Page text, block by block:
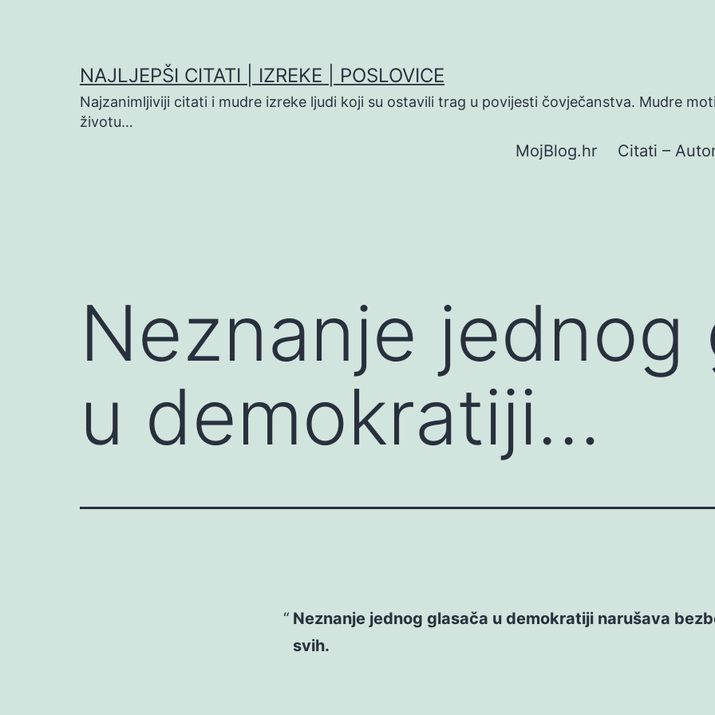
NAJLJEPŠI CITATI | IZREKE | POSLOVICE
Najzanimljiviji citati i mudre izreke ljudi koji su ostavili trag u povijesti čovječanstva. Mudre
životu…
MojBlog.hr Citati –
Neznanje jednog
u demokratiji…
Neznanje jednog glasača u demokratiji narušava
svih.